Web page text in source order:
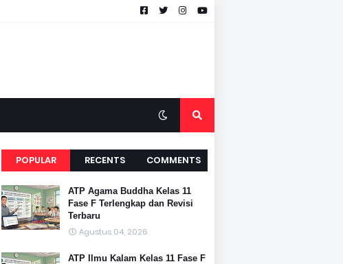
POPULAR RECENTS COMMENTS
ATP Agama Buddha Kelas 11
Fase F Terlengkap dan Revisi
Terbaru
Agustus 04, 2026
ATP Ilmu Kalam Kelas 11 Fase F